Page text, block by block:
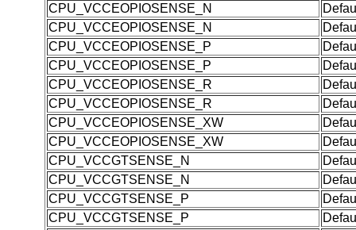
CPU_VCCEOPIOSENSE_N
CPU_VCCEOPIOSENSE_N
CPU_VCCEOPIOSENSE_P
CPU_VCCEOPIOSENSE_P
CPU_VCCEOPIOSENSE_R
CPU_VCCEOPIOSENSE_R
CPU_VCCEOPIOSENSE_XW
CPU_VCCEOPIOSENSE_XW
CPU_VCCGTSENSE_N
CPU_VCCGTSENSE_N
CPU_VCCGTSENSE_P
CPU_VCCGTSENSE_P